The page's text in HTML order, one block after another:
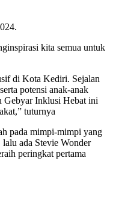
kita semua untuk
di Kota Kediri. Sejalan
potensi anak-anak
Gebyar Inklusi Hebat ini
tuturnya
pada mimpi-mimpi yang
ada Stevie Wonder
peringkat pertama